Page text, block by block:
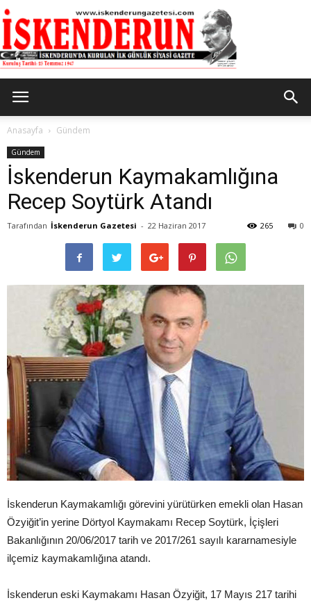
Gazetesi
Anasayfa Gündem
Gündem
İskenderun Kaymakamlığına
Recep Soytürk Atandı
Tarafından İskenderun Gazetesi - 22 Haziran 2017 0
265
İskenderun Kaymakamlığı görevini yürütürken emekli olan Hasan
Özyiğit’in yerine Dörtyol Kaymakamı Recep Soytürk, İçişleri
Bakanlığının 20/06/2017 tarih ve 2017/261 sayılı kararnamesiyle
ilçemiz kaymakamlığına atandı.
İskenderun eski Kaymakamı Hasan Özyiğit, 17 Mayıs 217 tarihi